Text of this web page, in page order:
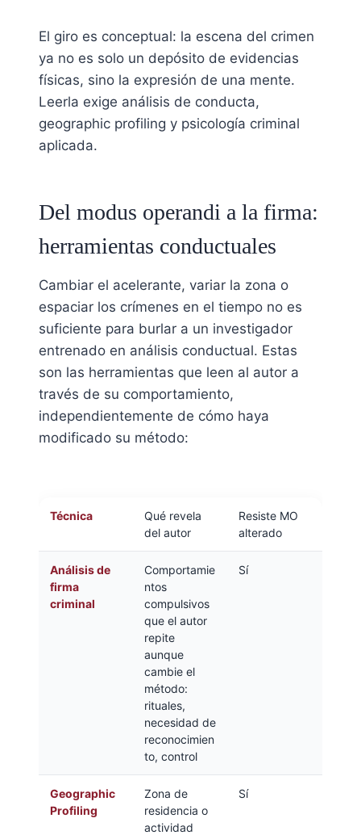
El giro es conceptual: la escena del crimen
ya no es solo un depósito de evidencias
físicas, sino la expresión de una mente.
Leerla exige análisis de conducta,
geographic profiling y psicología criminal
aplicada.
Del modus operandi a la firma:
herramientas conductuales
Cambiar el acelerante, variar la zona o
espaciar los crímenes en el tiempo no es
suficiente para burlar a un investigador
entrenado en análisis conductual. Estas
son las herramientas que leen al autor a
través de su comportamiento,
independientemente de cómo haya
modificado su método:
Técnica
Qué revela
del autor
Resiste MO
alterado
Análisis de
firma
criminal
Comportamie
ntos
compulsivos
que el autor
repite
aunque
cambie el
método:
rituales,
necesidad de
reconocimien
to, control
Sí
Geographic
Profiling
Zona de
residencia o
actividad
Sí